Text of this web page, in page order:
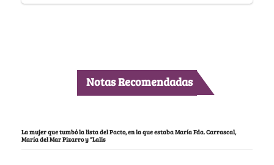
Notas Recomendadas
La mujer que tumbó la lista del Pacto, en la que estaba María Fda. Carrascal,
María del Mar Pizarro y “Lalis